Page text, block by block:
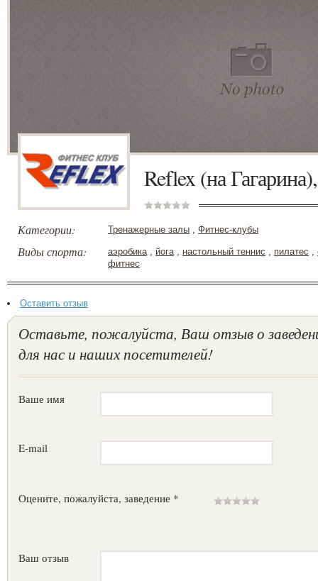
Reflex (на
Категории: Тренажерные залы , Фитнес-клубы
Виды спорта: аэробика, йога, настольный теннис , пилатес ,
фитнес
Оставить отзыв
Оставьте, пожалуйста, Ваш отзыв о
для нас и наших посетителей!
Ваше имя
E-mail
Оцените, пожалуйста, заведение *
Ваш отзыв